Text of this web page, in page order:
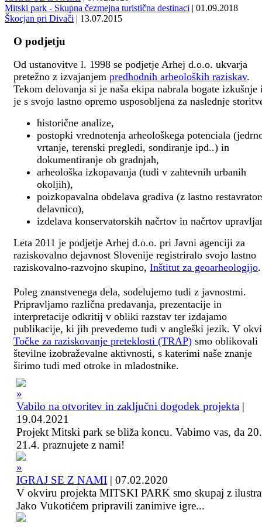
Mitski park - Skupna čezmejna turistična destinaci | 01.09.2018
Škocjan pri Divači | 13.07.2015
O podjetju
Od ustanovitve l. 1998 se podjetje Arhej d.o.o. ukvarja
pretežno z izvajanjem predhodnih arheoloških raziskav.
Tekom delovanja si je naša ekipa nabrala bogate izkušnje
je s svojo lastno opremo usposobljena za naslednje
historične analize,
postopki vrednotenja arheološkega potenciala
vrtanje, terenski pregledi, sondiranje ipd..) in
dokumentiranje ob gradnjah,
arheološka izkopavanja (tudi v zahtevnih urbanih
okoljih),
poizkopavalna obdelava gradiva (z lastno
delavnico),
izdelava konservatorskih načrtov in načrtov
Leta 2011 je podjetje Arhej d.o.o. pri Javni agenciji za
raziskovalno dejavnost Slovenije registriralo svojo lastno
raziskovalno-razvojno skupino, Inštitut za geoarheologijo.
Poleg znanstvenega dela, sodelujemo tudi z javnostmi.
Pripravljamo različna predavanja, prezentacije in
interpretacije odkritij v obliki razstav ter izdajamo
publikacije, ki jih prevedemo tudi v angleški jezik. V
Točke za raziskovanje preteklosti (TRAP) smo oblikovali
številne izobraževalne aktivnosti, s katerimi naše znanje
širimo tudi med otroke in mladostnike.
Vabilo na otvoritev in zaključni dogodek projekta |
19.04.2021
Projekt Mitski park se bliža koncu. Vabimo vas, da
21.4. praznujete z nami!
IGRAJ SE Z NAMI | 07.02.2020
V okviru projekta MITSKI PARK smo skupaj z
Jako Vukotićem pripravili zanimive igre...